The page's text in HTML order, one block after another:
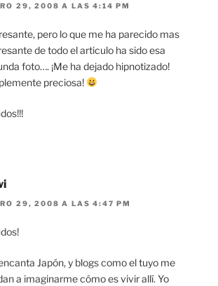
29, 2008 A LAS 4:14 PM
pero lo que me ha parecido mas
de todo el articulo ha sido esa
foto…. ¡Me ha dejado hipnotizado!
preciosa!
29, 2008 A LAS 4:47 PM
Japón, y blogs como el tuyo me
a imaginarme cómo es vivir allí. Yo